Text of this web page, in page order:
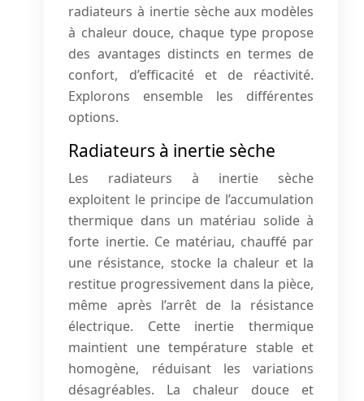
radiateurs à inertie sèche aux modèles
à chaleur douce, chaque type propose
des avantages distincts en termes de
confort, d’efficacité et de réactivité.
Explorons ensemble les différentes
options.
Radiateurs à inertie sèche
Les radiateurs à inertie sèche
exploitent le principe de l’accumulation
thermique dans un matériau solide à
forte inertie. Ce matériau, chauffé par
une résistance, stocke la chaleur et la
restitue progressivement dans la pièce,
même après l’arrêt de la résistance
électrique. Cette inertie thermique
maintient une température stable et
homogène, réduisant les variations
désagréables. La chaleur douce et